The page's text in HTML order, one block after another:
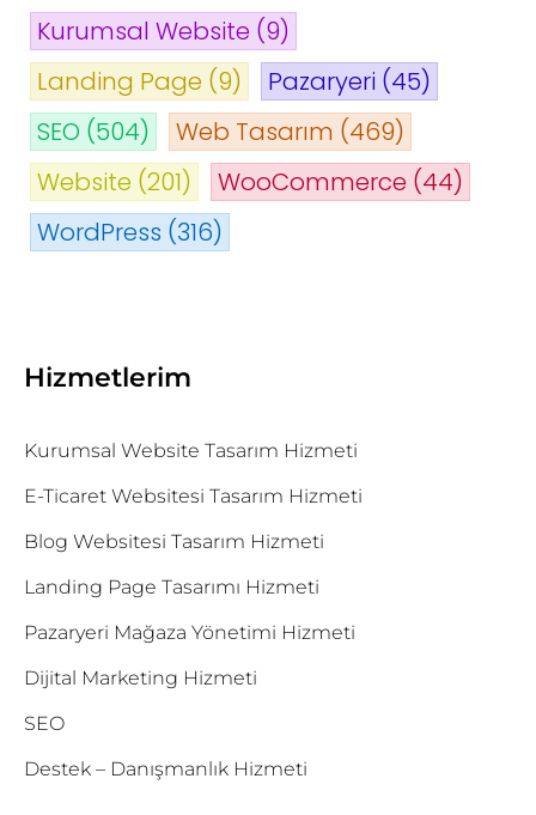
Kurumsal Website (9)
Landing Page (9) Pazaryeri (45)
SEO (504) Web Tasarım (469)
Website (201) WooCommerce (44)
WordPress (316)
Hizmetlerim
Kurumsal Website Tasarım Hizmeti
E-Ticaret Websitesi Tasarım Hizmeti
Blog Websitesi Tasarım Hizmeti
Landing Page Tasarımı Hizmeti
Pazaryeri Mağaza Yönetimi Hizmeti
Dijital Marketing Hizmeti
SEO
Destek – Danışmanlık Hizmeti